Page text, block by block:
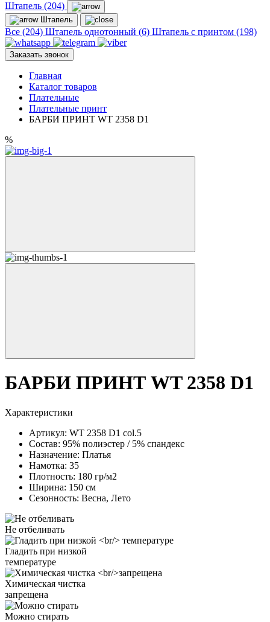
Штапель (204)
Штапель
Все (204) Штапель однотонный (6) Штапель с принтом (198)
Заказать звонок
Главная
Каталог товаров
Плательные
Плательные принт
БАРБИ ПРИНТ WT 2358 D1
%
БАРБИ ПРИНТ WT 2358 D1
Характеристики
Артикул: WT 2358 D1 col.5
Состав: 95% полиэстер / 5% спандекс
Назначение: Платья
Намотка: 35
Плотность: 180 гр/м2
Ширина: 150 см
Сезонность: Весна, Лето
Не отбеливать
Гладить при низкой
температуре
Химическая чистка
запрещена
Можно стирать